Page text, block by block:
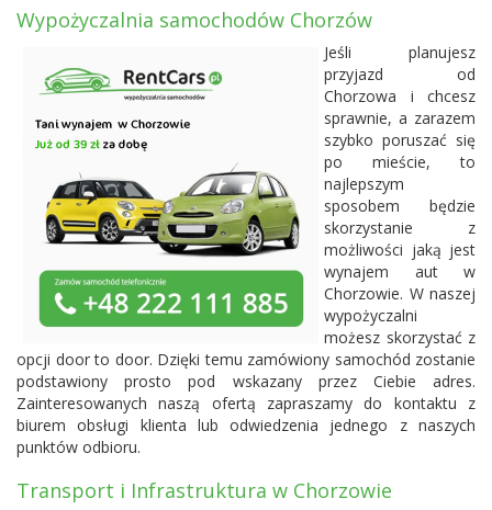
Wypożyczalnia samochodów Chorzów
Jeśli planujesz
przyjazd od
Chorzowa i chcesz
sprawnie, a zarazem
szybko poruszać się
po mieście, to
najlepszym
sposobem będzie
skorzystanie z
możliwości jaką jest
wynajem aut w
Chorzowie. W naszej
wypożyczalni
możesz skorzystać z
opcji door to door. Dzięki temu zamówiony samochód zostanie
podstawiony prosto pod wskazany przez Ciebie adres.
Zainteresowanych naszą ofertą zapraszamy do kontaktu z
biurem obsługi klienta lub odwiedzenia jednego z naszych
punktów odbioru.
Transport i Infrastruktura w Chorzowie